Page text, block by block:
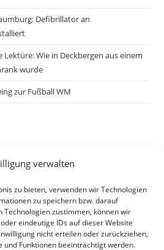
verwalten
zu bieten, verwenden wir Technologien
zu speichern bzw. darauf
Technologien zustimmen, können wir
eindeutige IDs auf dieser Website
nicht erteilen oder zurückziehen,
Funktionen beeinträchtigt werden.
Defibrillator an
Wie in Deckbergen aus einem
wurde
zur Fußball WM